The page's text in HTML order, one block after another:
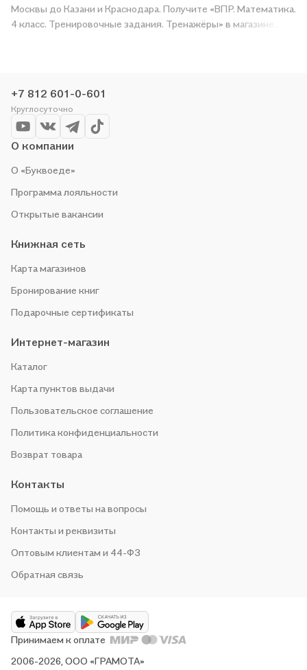
Москвы до Казани и Краснодара. Получите «ВПР. Математика.
4 класс. Тренировочные задания. Тренажёры» в магазине
выгоду!
+7 812 601-0-601
Круглосуточно
О компании
О «Буквоеде»
Программа лояльности
Открытые вакансии
Книжная сеть
Карта магазинов
Бронирование книг
Подарочные сертификаты
Интернет-магазин
Каталог
Карта пунктов выдачи
Пользовательское соглашение
Политика конфиденциальности
Возврат товара
Контакты
Помощь и ответы на вопросы
Контакты и реквизиты
Оптовым клиентам и 44-ФЗ
Обратная связь
2006-2026, ООО «ГРАМОТА»
Принимаем к оплате